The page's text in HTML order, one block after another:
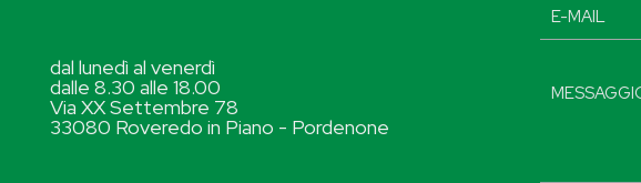
dal lunedì al venerdì
dalle 8.30 alle 18.00
Via XX Settembre 78
33080 Roveredo in Piano - Pordenone